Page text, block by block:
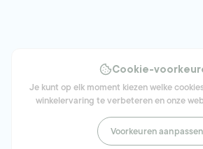
Cookie-
Je kunt op elk moment kiezen welke
winkelervaring te verbeteren en onze
Voorkeuren aanpassen